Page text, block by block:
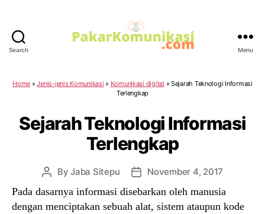
Search Menu
Home »Jenis-jenis Komunikasi » Komunikasi digital » Sejarah Teknologi Informasi
Terlengkap
Sejarah Teknologi Informasi
Terlengkap
PostByJaba Sitepu
Post
date
November 4, 2017
Pada dasarnya informasi disebarkan oleh manusia
dengan menciptakan sebuah alat, sistem ataupun kode